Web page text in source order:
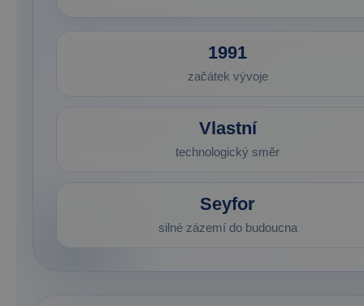
1991
začátek vývoje
Vlastní
technologický směr
Seyfor
silné zázemí do budoucna